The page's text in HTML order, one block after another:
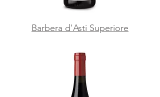
Barbera d'Asti Superiore